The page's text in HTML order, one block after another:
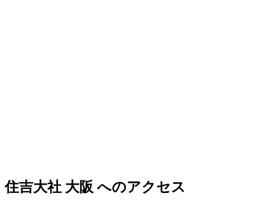
住吉大社 大阪 へのアクセス